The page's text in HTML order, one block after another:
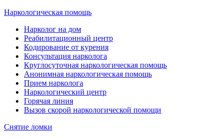
Наркологическая помощь
Нарколог на дом
Реабилитационный центр
Кодирование от курения
Консультация нарколога
Круглосуточная наркологическая помощь
Анонимная наркологическая помощь
Прием нарколога
Наркологический центр
Горячая линия
Вызов скорой наркологической помощи
Снятие ломки